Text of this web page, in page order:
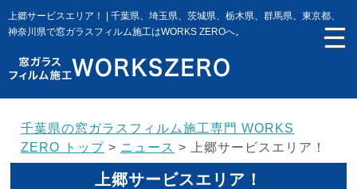
上郷サービスエリア！ | 千葉県、埼玉県、茨城県、栃木県、群馬県、東京都、
神奈川県で窓ガラスフィルム施工はWORKS ZEROへ。
千葉県の窓ガラスフィルム施工専門 WORKS
ZERO トップ > ニュース > 上郷サービスエリア！
上郷サービスエリア！